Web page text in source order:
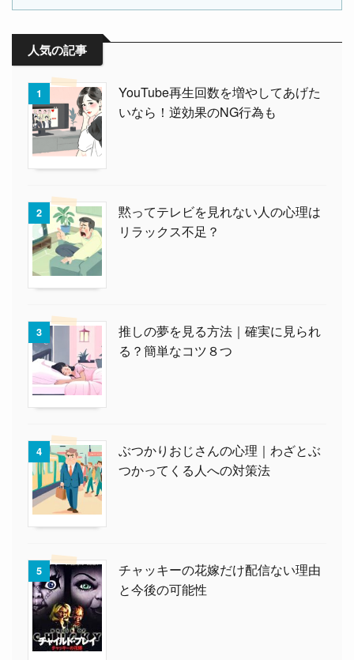
人気の記事
1
YouTube再生回数を増やしてあげた
いなら！逆効果のNG行為も
2
黙ってテレビを見れない人の心理は
リラックス不足？
3
推しの夢を見る方法｜確実に見られ
る？簡単なコツ８つ
4
ぶつかりおじさんの心理｜わざとぶ
つかってくる人への対策法
5
チャッキーの花嫁だけ配信ない理由
と今後の可能性